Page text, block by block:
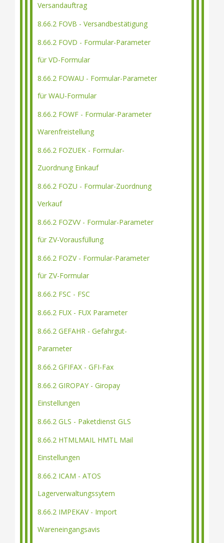
Versandauftrag
8.66.2 FOVB - Versandbestätigung
8.66.2 FOVD - Formular-Parameter
für VD-Formular
8.66.2 FOWAU - Formular-Parameter
für WAU-Formular
8.66.2 FOWF - Formular-Parameter
Warenfreistellung
8.66.2 FOZUEK - Formular-
Zuordnung Einkauf
8.66.2 FOZU - Formular-Zuordnung
Verkauf
8.66.2 FOZVV - Formular-Parameter
für ZV-Vorausfüllung
8.66.2 FOZV - Formular-Parameter
für ZV-Formular
8.66.2 FSC - FSC
8.66.2 FUX - FUX Parameter
8.66.2 GEFAHR - Gefahrgut-
Parameter
8.66.2 GFIFAX - GFI-Fax
8.66.2 GIROPAY - Giropay
Einstellungen
8.66.2 GLS - Paketdienst GLS
8.66.2 HTMLMAIL HMTL Mail
Einstellungen
8.66.2 ICAM - ATOS
Lagerverwaltungssytem
8.66.2 IMPEKAV - Import
Wareneingangsavis